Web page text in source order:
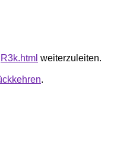
weiterzuleiten.
.